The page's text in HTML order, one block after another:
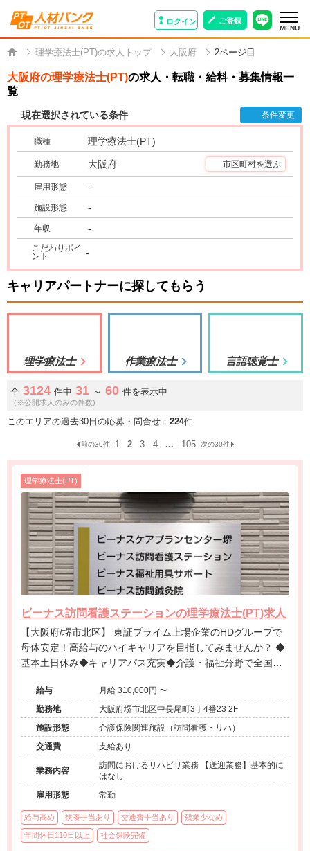
ログイン ご登録
MENU
理学療法士(PT)の求人トップ 大阪府 2ページ目
大阪府の理学療法士(PT)の求人・転職・給料・募集情報一
覧
現在選択されている条件 条件変更
職種 理学療法士(PT)
勤務地 大阪府 市区町村を選ぶ
雇用形態 -
施設形態 -
年収 -
こだわりポイ
ント
-
キャリアパートナーに探してもらう
理学療法士 作業療法士 言語聴覚士
全 3124 件中 31 ～ 60 件を表示中
(※公開求人のみの件数)
このエリアの過去30日の応募・問合せ： 224件
前の30件 1 2 3 4 ... 105 次の30件
理学療法士(PT)
ビーナス訪問看護ステーションの理学療法士(PT)求人
【大阪府/堺市北区】 東証プライム上場企業のHDグループで
母体安定！高給与のハイキャリアを目指してみませんか？ ◆
基本土日休み◆キャリアパス充実◆介護・福祉分野で全国に
養手当や持ち株制度等福利厚生有◆
給与
月給 310,000円 〜
勤務地
大阪府堺市北区中長尾町3丁4番23 2F
施設形態
介護保険関連施設（訪問看護・リハ）
交通費
支給あり
業務内容
訪問におけるリハビリ業務 【送迎業務】基本的に
はなし
雇用形態
常勤
給与高め 扶養手当あり 交通費手当あり 残業少なめ
年間休日110日以上 社会保険完備